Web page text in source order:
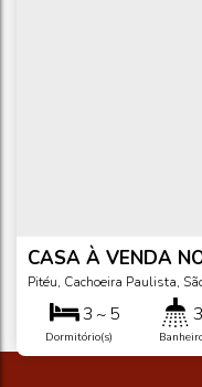
CASA À VENDA
PAULISTA/SP
Pitéu, Cachoeira Paulista,
3 ~ 5
Dormitório(s)
3